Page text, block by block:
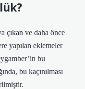
çıkan ve daha önce
yapılan eklemeler
bu
bu kaçınılması